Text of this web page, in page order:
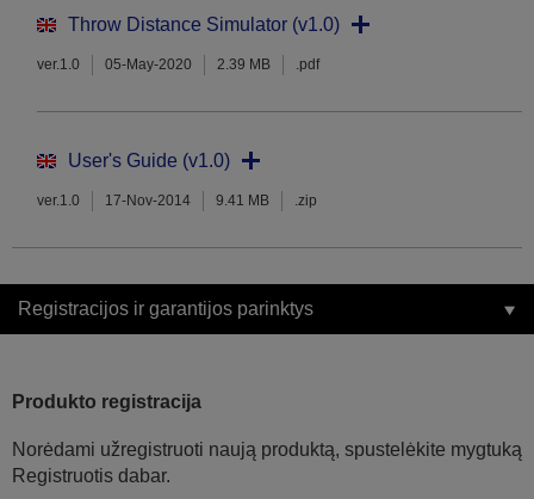
Throw Distance Simulator (v1.0)
ver.1.0 05-May-2020 2.39 MB .pdf
User's Guide (v1.0)
ver.1.0 17-Nov-2014 9.41 MB .zip
Registracijos ir garantijos parinktys
Produkto registracija
Norėdami užregistruoti naują produktą, spustelėkite mygtuką
Registruotis dabar.